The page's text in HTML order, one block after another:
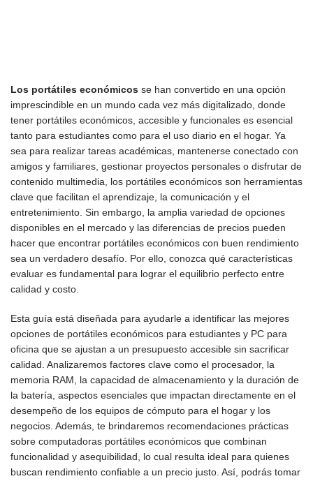
Los portátiles económicos se han convertido en una opción
imprescindible en un mundo cada vez más digitalizado, donde
tener portátiles económicos, accesible y funcionales es esencial
tanto para estudiantes como para el uso diario en el hogar. Ya
sea para realizar tareas académicas, mantenerse conectado con
amigos y familiares, gestionar proyectos personales o disfrutar de
contenido multimedia, los portátiles económicos son herramientas
clave que facilitan el aprendizaje, la comunicación y el
entretenimiento. Sin embargo, la amplia variedad de opciones
disponibles en el mercado y las diferencias de precios pueden
hacer que encontrar portátiles económicos con buen rendimiento
sea un verdadero desafío. Por ello, conozca qué características
evaluar es fundamental para lograr el equilibrio perfecto entre
calidad y costo.
Esta guía está diseñada para ayudarle a identificar las mejores
opciones de portátiles económicos para estudiantes y PC para
oficina que se ajustan a un presupuesto accesible sin sacrificar
calidad. Analizaremos factores clave como el procesador, la
memoria RAM, la capacidad de almacenamiento y la duración de
la batería, aspectos esenciales que impactan directamente en el
desempeño de los equipos de cómputo para el hogar y los
negocios. Además, te brindaremos recomendaciones prácticas
sobre computadoras portátiles económicos que combinan
funcionalidad y asequibilidad, lo cual resulta ideal para quienes
buscan rendimiento confiable a un precio justo. Así, podrás tomar